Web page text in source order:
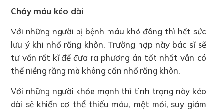
Chảy máu kéo dài
Với những người bị bệnh máu khó đông thì hết sức
lưu ý khi nhổ răng khôn. Trường hợp này bác sĩ sẽ
tư vấn rất kĩ để đưa ra phương án tốt nhất vẫn có
thể niềng răng mà không cần nhổ răng khôn.
Với những người khỏe mạnh thì tình trạng này kéo
dài sẽ khiến cơ thể thiếu máu, mệt mỏi, suy giảm